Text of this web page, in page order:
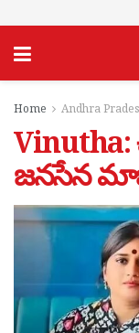
Home Andhra
Vinutha:
జనసేన